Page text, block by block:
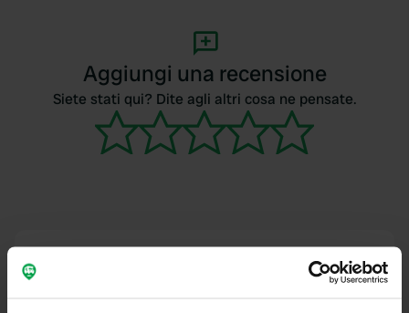
Aggiungi una recensione
Siete stati qui? Dite agli altri cosa ne pensate.
Contatto